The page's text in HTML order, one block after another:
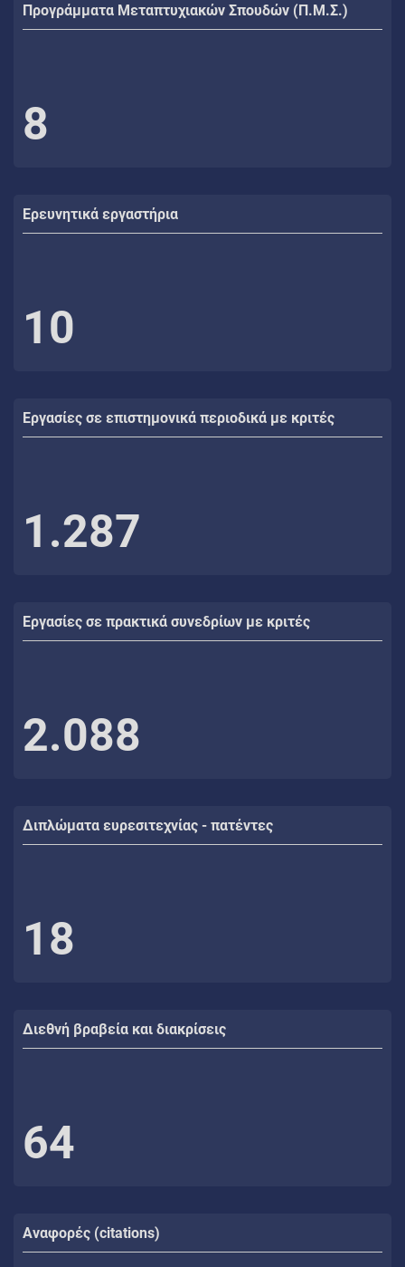
Προγράμματα Μεταπτυχιακών Σπουδών (Π.Μ.Σ.)
8
Ερευνητικά εργαστήρια
10
Εργασίες σε επιστημονικά περιοδικά με κριτές
1.287
Εργασίες σε πρακτικά συνεδρίων με κριτές
2.088
Διπλώματα ευρεσιτεχνίας - πατέντες
18
Διεθνή βραβεία και διακρίσεις
64
Αναφορές (citations)